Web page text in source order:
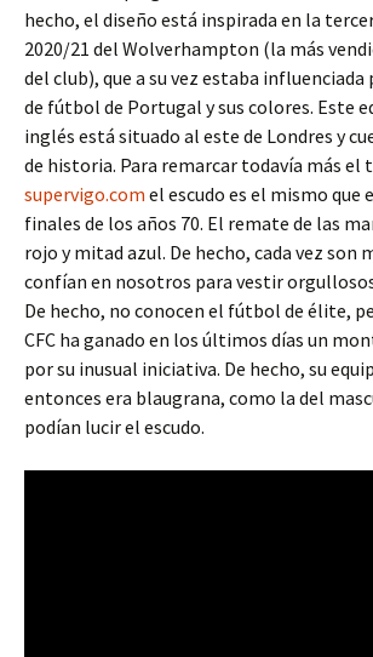
hecho, el diseño está inspirada en la
2020/21 del Wolverhampton (la más
del club), que a su vez estaba
de fútbol de Portugal y sus colores. Este
inglés está situado al este de Londres y
de historia. Para remarcar todavía más el
supervigo.com el escudo es el mismo que
finales de los años 70. El remate de las
rojo y mitad azul. De hecho, cada vez son
confían en nosotros para vestir
De hecho, no conocen el fútbol de élite,
CFC ha ganado en los últimos días un
por su inusual iniciativa. De hecho, su
entonces era blaugrana, como la del
podían lucir el escudo.